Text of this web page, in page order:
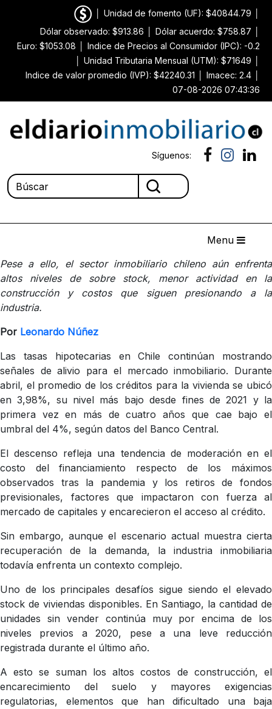
Unidad de fomento (UF): $40844.79
Dólar observado: $913.86
Dólar acuerdo: $758.87
Euro: $1053.08
Indice de Precios al Consumidor (IPC): -0.2
Unidad Tributaria Mensual (UTM): $71649
Indice de valor promedio (IVP): $42240.31
Imacec: 2.4
07-08-2026 07:43:36
Síguenos:
Menu
Pese a ello, el sector inmobiliario chileno aún enfrenta
altos niveles de sobre stock, menor actividad en la
construcción y costos que siguen presionando a la
industria.
Por Leonardo Núñez
Las tasas hipotecarias en Chile continúan mostrando
señales de alivio para el mercado inmobiliario. Durante
abril, el promedio de los créditos para la vivienda se ubicó
en 3,98%, su nivel más bajo desde fines de 2021 y la
primera vez en más de cuatro años que cae bajo el
umbral del 4%, según datos del Banco Central.
El descenso refleja una tendencia de moderación en el
costo del financiamiento respecto de los máximos
observados tras la pandemia y los retiros de fondos
previsionales, factores que impactaron con fuerza al
mercado de capitales y encarecieron el acceso al crédito.
Sin embargo, aunque el escenario actual muestra cierta
recuperación de la demanda, la industria inmobiliaria
todavía enfrenta un contexto complejo.
Uno de los principales desafíos sigue siendo el elevado
stock de viviendas disponibles. En Santiago, la cantidad de
unidades sin vender continúa muy por encima de los
niveles previos a 2020, pese a una leve reducción
registrada durante el último año.
A esto se suman los altos costos de construcción, el
encarecimiento del suelo y mayores exigencias
regulatorias, elementos que han dificultado una baja